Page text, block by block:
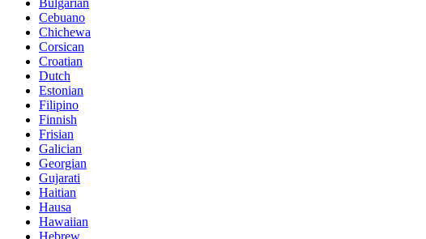
Cebuano
Chichewa
Corsican
Croatian
Dutch
Estonian
Filipino
Finnish
Frisian
Galician
Georgian
Gujarati
Haitian
Hausa
Hawaiian
Hebrew